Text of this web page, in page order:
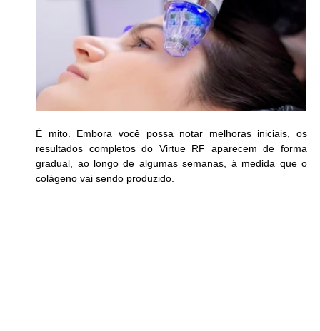
É mito. Embora você possa notar melhoras iniciais, os
resultados completos do Virtue RF aparecem de forma
gradual, ao longo de algumas semanas, à medida que o
colágeno vai sendo produzido.